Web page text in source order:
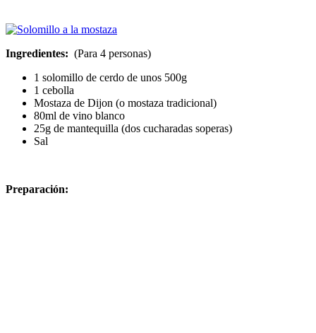
Ingredientes: (Para 4 personas)
1 solomillo de cerdo de unos 500g
1 cebolla
Mostaza de Dijon (o mostaza tradicional)
80ml de vino blanco
25g de mantequilla (dos cucharadas soperas)
Sal
Preparación: